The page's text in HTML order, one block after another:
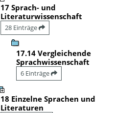
17 Sprach- und
Literaturwissenschaft
28 Einträge
17.14 Vergleichende
Sprachwissenschaft
6 Einträge
18 Einzelne Sprachen und
Literaturen